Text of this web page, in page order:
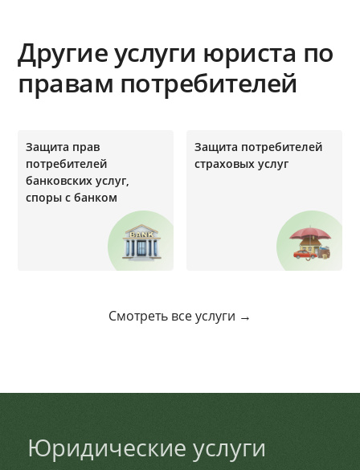
Другие услуги юриста по
правам потребителей
Защита прав
потребителей
банковских услуг,
cпоры с банком
Защита потребителей
страховых услуг
Смотреть все услуги →
Юридические услуги